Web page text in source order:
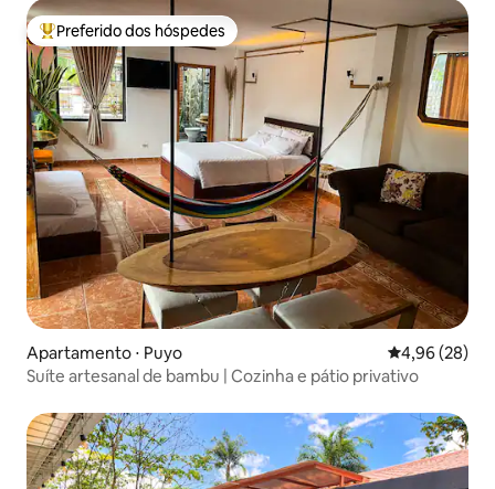
Entre os melhores preferidos dos hóspedes
Preferido dos hóspedes
Apartamento ⋅ Puyo 4,96 de uma
4,96 (28)
Suíte artesanal de bambu | Cozinha e pátio privativo